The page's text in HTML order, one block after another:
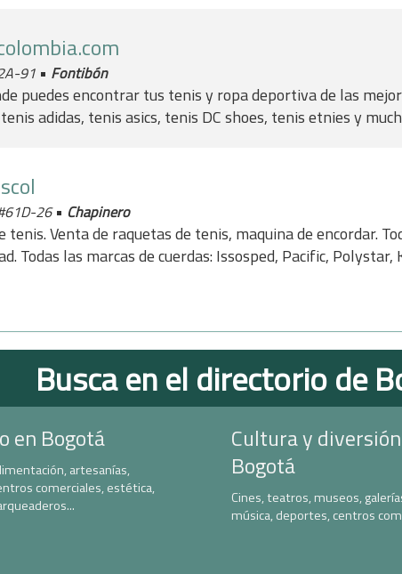
91 • Fontibón
puedes encontrar tus tenis y ropa deportiva de las
adidas, tenis asics, tenis DC shoes, tenis etnies y much
26• Chapinero
tenis. Venta de raquetas de tenis, maquina de encordar.
Todas las marcas de cuerdas: Issosped, Pacific, Polystar,
Busca en el directorio de
en Bogotá
artesanías,
comerciales, estética,
Cultura y
Bogotá
Cines, teatros, museos,
música, deportes, centros